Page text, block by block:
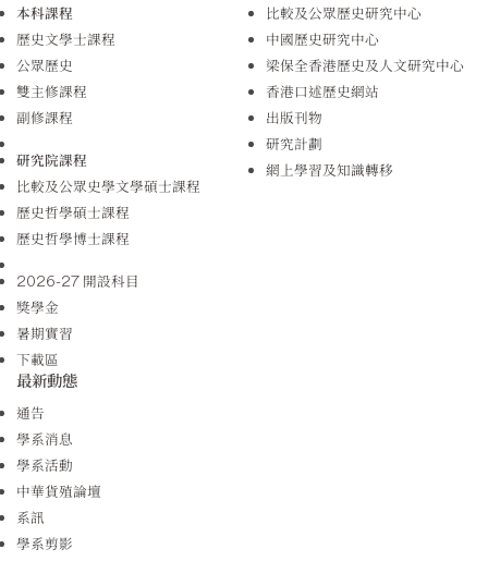
本科課程
歷史文學士課程
公眾歷史
雙主修課程
副修課程
研究院課程
比較及公眾史學文學碩士課程
歷史哲學碩士課程
歷史哲學博士課程
2026-27 開設科目
獎學金
暑期實習
下載區
比較及公眾歷史研究中心
中國歷史研究中心
梁保全香港歷史及人文研究中心
香港口述歷史網站
出版刊物
研究計劃
網上學習及知識轉移
最新動態
通告
學系消息
學系活動
中華貨殖論壇
系訊
學系剪影